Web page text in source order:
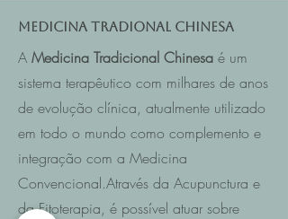
Medicina Tradional Chinesa
A Medicina Tradicional Chinesa é um
sistema terapêutico com milhares de anos
de evolução clínica, atualmente utilizado
em todo o mundo como complemento e
integração com a Medicina
Convencional.Através da Acupunctura e
da Fitoterapia, é possível atuar sobre